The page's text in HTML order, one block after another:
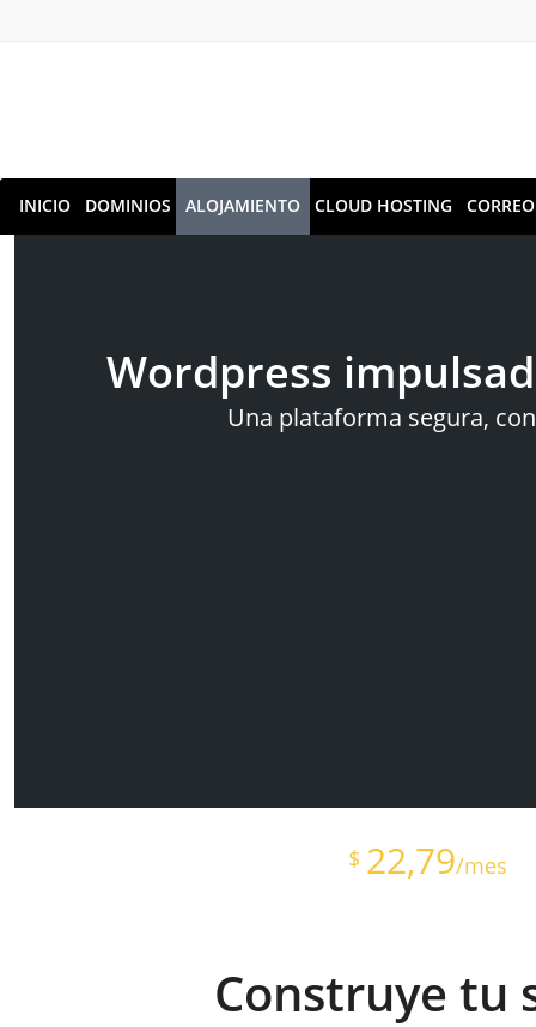
INICIO DOMINIOS ALOJAMIENTO CLOUD HOSTING
Wordpress
Una plataforma segura,
$ 22,79/mes
Construye tu